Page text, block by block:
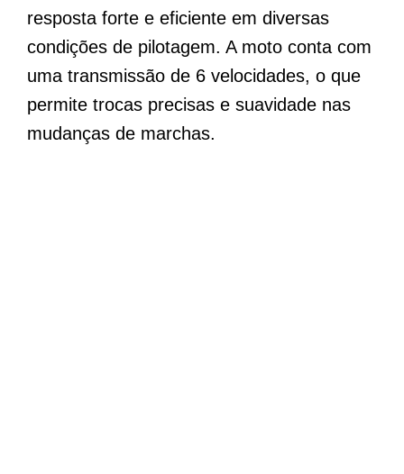
resposta forte e eficiente em diversas
condições de pilotagem. A moto conta com
uma transmissão de 6 velocidades, o que
permite trocas precisas e suavidade nas
mudanças de marchas.